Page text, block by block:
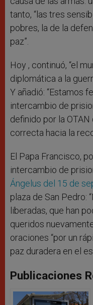
tanto, “las tres
pobres, la de la
paz”.
Hoy , continuó, “el
diplomática a la
Y añadió: “Estamos
intercambio de
definido por la
correcta hacia la
El Papa Francisco,
intercambio de
Ángelus del 15 de
plaza de San Pedro:
liberadas, que han
queridos
oraciones “por un
paz duradera en el
Publicaciones